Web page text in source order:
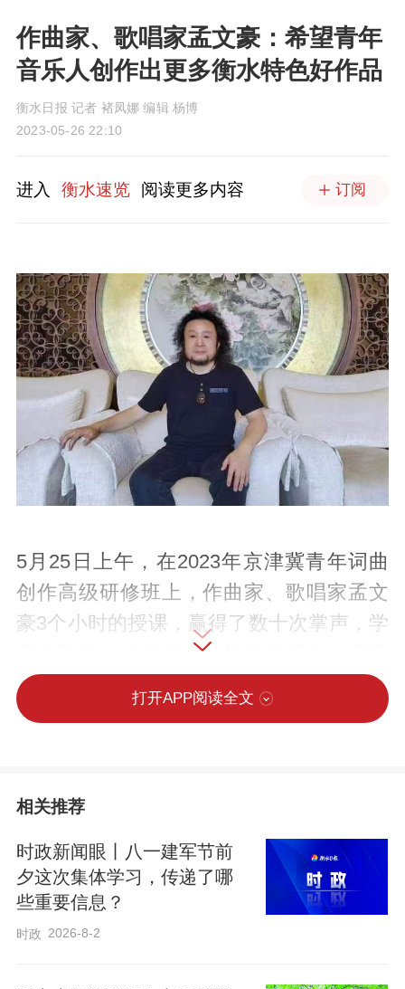
作曲家、歌唱家孟文豪：希望青年
音乐人创作出更多衡水特色好作品
衡水日报 记者 褚凤娜 编辑 杨博
2023-05-26 22:10
进入 衡水速览 阅读更多内容 订阅
5月25日上午，在2023年京津冀青年词曲
创作高级研修班上，作曲家、歌唱家孟文
豪3个小时的授课，赢得了数十次掌声，学
员们陶醉在他所创作的优美曲调中，尽享
音乐饕餮盛宴。
品，被称为游走于现实与音乐界的“魔力王
子”。2019年央视春节联欢晚会上，由他担
任作曲、编曲的歌曲《青春畅想》，由关
晓彤、王嘉、韩雪、魏大勋等演唱，并入
选第七批“中国梦”主题性创作歌曲。由他作
打开APP阅读全文
相关推荐
时政新闻眼丨八一建军节前
夕这次集体学习，传递了哪
些重要信息？
时政 2026-8-2